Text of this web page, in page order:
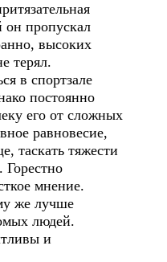
пропускал
высоких
терял.
в спортзале
постоянно
его от сложных
равновесие,
таскать тяжести
Горестно
мнение.
же лучше
людей.
и